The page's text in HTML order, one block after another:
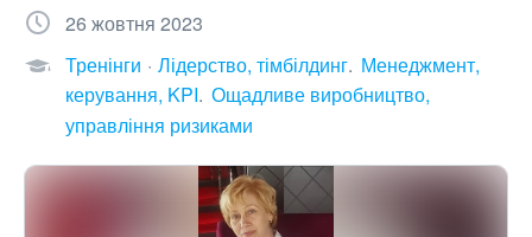
26 жовтня 2023
Тренінги
Лідерство, тімбілдинг Менеджмент,
керування, KPI Ощадливе виробництво,
управління ризиками